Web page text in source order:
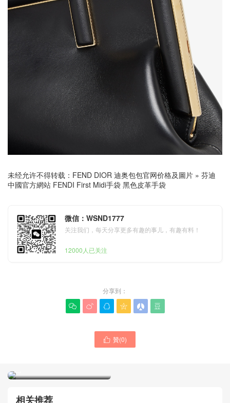
未经允许不得转载： FEND DIOR 迪奥包包官网价格及圖片 » 芬迪
中國官方網站 FENDI First Midi手袋 黑色皮革手袋
微信：WSND1777
关注我们，每天分享更多有趣的事儿，有趣有料！
12000人已关注
分享到：
     
 贊(0)芬迪包包官網旗艦店價格
FENDI First Midi手袋 棕色
相关推荐